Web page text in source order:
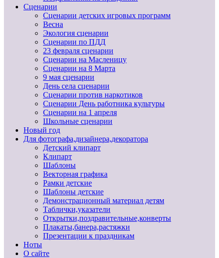
Сценарии
Сценарии детских игровых программ
Весна
Экология сценарии
Сценарии по ПДД
23 февраля сценарии
Сценарии на Масленицу
Сценарии на 8 Марта
9 мая сценарии
День села сценарии
Сценарии против наркотиков
Сценарии День работника культуры
Сценарии на 1 апреля
Школьные сценарии
Новый год
Для фотографа,дизайнера,декоратора
Детский клипарт
Клипарт
Шаблоны
Векторная графика
Рамки детские
Шаблоны детские
Демонстрационный материал детям
Таблички,указатели
Открытки,поздравительные,конверты
Плакаты,банера,растяжки
Презентации к праздникам
Ноты
О сайте